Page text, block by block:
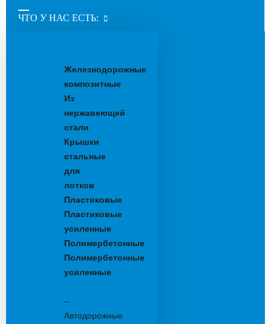
ЧТО У НАС ЕСТЬ:
Железнодорожные
композитные
Из
нержавеющей
стали
Крышки
стальные
для
лотков
Пластиковые
Пластиковые
усиленные
Полимербетонные
Полимербетонные
усиленные
–
Автодорожные